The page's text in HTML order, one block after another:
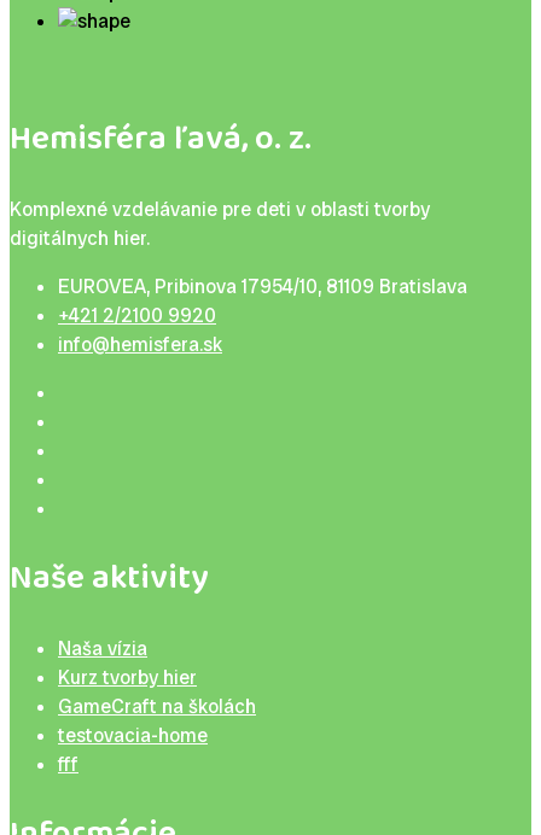
Hemisféra ľavá, o. z.
Komplexné vzdelávanie pre deti v oblasti tvorby
digitálnych hier.
EUROVEA, Pribinova 17954/10, 81109 Bratislava
+421 2/2100 9920
info@hemisfera.sk
Naše aktivity
Naša vízia
Kurz tvorby hier
GameCraft na školách
testovacia-home
fff